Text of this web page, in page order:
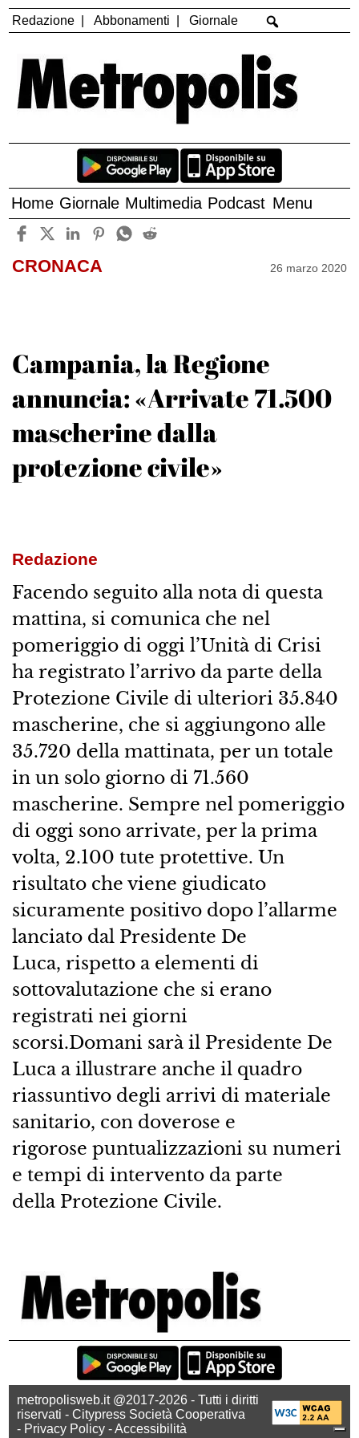
Redazione Abbonamenti Giornale
Home Giornale Multimedia Podcast Menu
CRONACA 26 marzo 2020
Campania, la Regione
annuncia: «Arrivate 71.500
mascherine dalla
protezione civile»
Redazione
Facendo seguito alla nota di questa
mattina, si comunica che nel
pomeriggio di oggi l’Unità di Crisi
ha registrato l’arrivo da parte della
Protezione Civile di ulteriori 35.840
mascherine, che si aggiungono alle
35.720 della mattinata, per un totale
in un solo giorno di 71.560
mascherine. Sempre nel pomeriggio
di oggi sono arrivate, per la prima
volta, 2.100 tute protettive. Un
risultato che viene giudicato
sicuramente positivo dopo l’allarme
lanciato dal Presidente De
Luca, rispetto a elementi di
sottovalutazione che si erano
registrati nei giorni
scorsi.Domani sarà il Presidente De
Luca a illustrare anche il quadro
riassuntivo degli arrivi di materiale
sanitario, con doverose e
rigorose puntualizzazioni su numeri
e tempi di intervento da parte
della Protezione Civile.
metropolisweb.it @2017-2026 - Tutti i diritti
riservati - Citypress Società Cooperativa
- Privacy Policy -Accessibilità